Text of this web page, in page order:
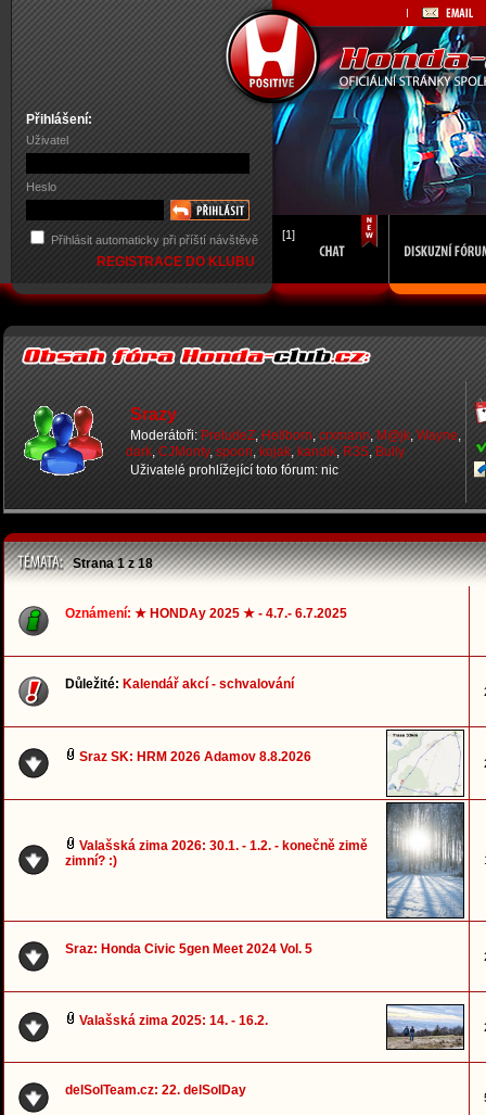
Přihlášení:
Uživatel
Heslo
Přihlásit automaticky při příští návštěvě
REGISTRACE DO KLUBU
[1]
Srazy
Moderátoři: PreludeZ, Hellborn, crxmann, M@jk, Wayne,
dark, CJMonty, spoon, kojak, kandik, R3S, Bully
Uživatelé prohlížející toto fórum: nic
Strana1z18
Oznámení: ★ HONDAy 2025 ★ - 4.7.- 6.7.2025
Důležité: Kalendář akcí - schvalování
Sraz SK: HRM 2026 Adamov 8.8.2026
Valašská zima 2026: 30.1. - 1.2. - konečně zimě
zimní? :)
Sraz: Honda Civic 5gen Meet 2024 Vol. 5
Valašská zima 2025: 14. - 16.2.
delSolTeam.cz: 22. delSolDay